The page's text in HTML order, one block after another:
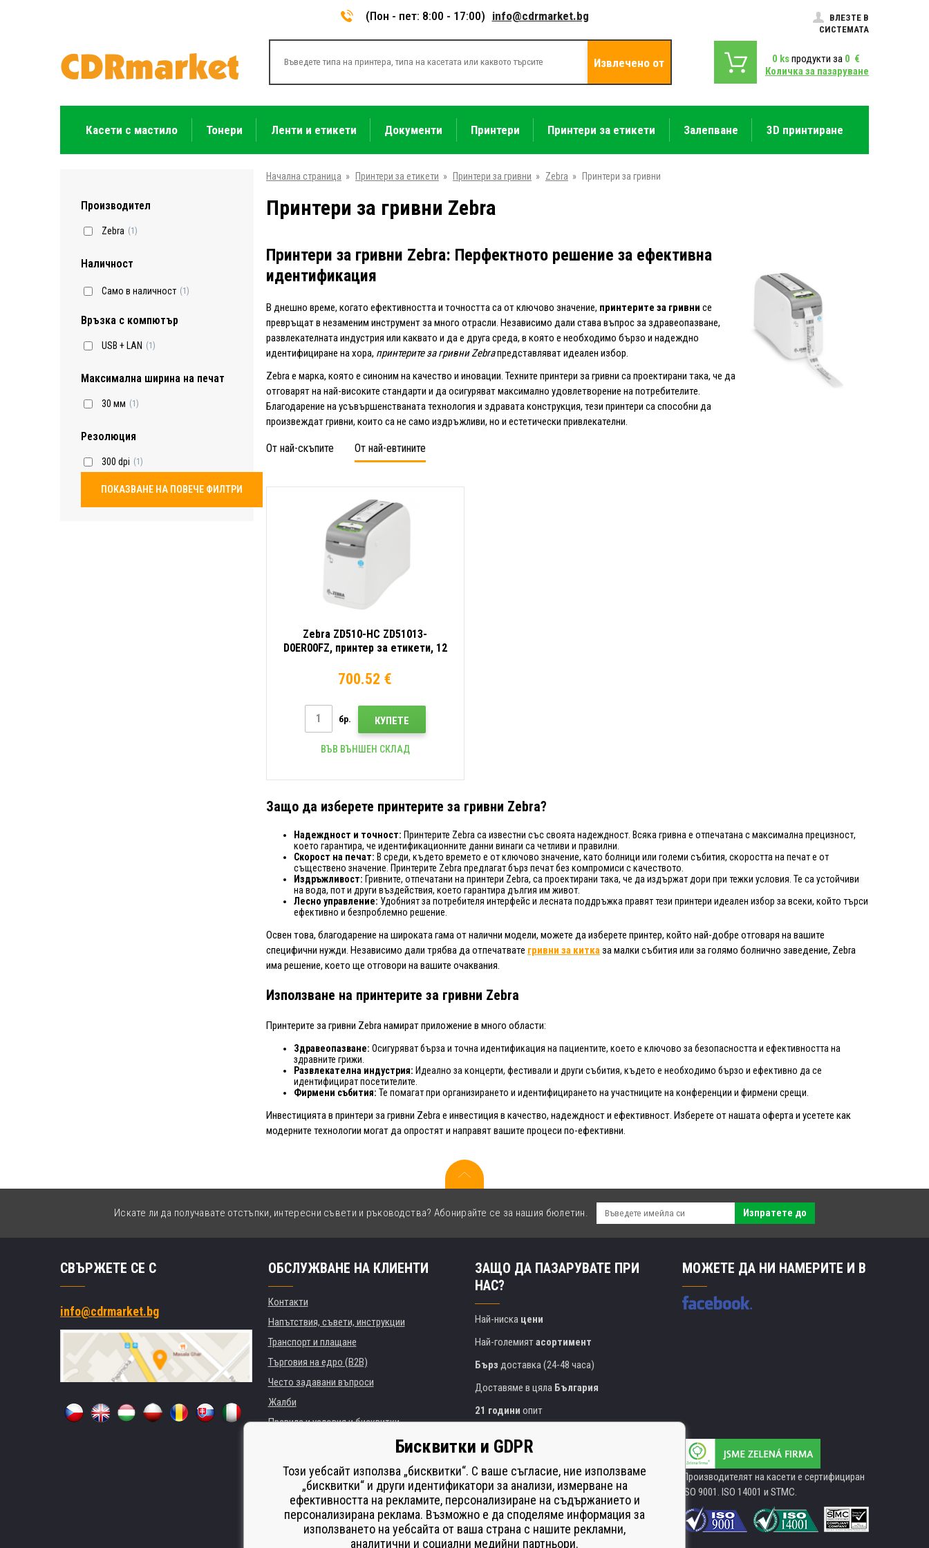
(Пон - пет: 8:00 - 17:00) info@cdrmarket.bg
ВЛЕЗТЕ В
СИСТЕМАТА
Извлечено от 0 ksпродукти за 0 €
Количка за пазаруване
Касети с мастило Тонери Ленти и етикети Документи Принтери Принтери за етикети Залепване 3D принтиране
Производител
Zebra (1)
Наличност
Само в наличност (1)
Връзка с компютър
USB + LAN (1)
Максимална ширина на печат
30 мм (1)
Резолюция
300 dpi (1)
ПОКАЗВАНЕ НА ПОВЕЧЕ ФИЛТРИ
Начална страница » Принтери за етикети » Принтери за гривни » Zebra » Принтери за гривни
Принтери за гривни Zebra
Принтери за гривни Zebra: Перфектното решение за ефективна
идентификация
В днешно време, когато ефективността и точността са от ключово значение, принтерите за гривни се
превръщат в незаменим инструмент за много отрасли. Независимо дали става въпрос за здравеопазване,
развлекателната индустрия или каквато и да е друга среда, в която е необходимо бързо и надеждно
идентифициране на хора, принтерите за гривни Zebraпредставляват идеален избор.
Zebra е марка, която е синоним на качество и иновации. Техните принтери за гривни са проектирани така, че да
отговарят на най-високите стандарти и да осигуряват максимално удовлетворение на потребителите.
Благодарение на усъвършенстваната технология и здравата конструкция, тези принтери са способни да
произвеждат гривни, които са не само издръжливи, но и естетически привлекателни.
От най-скъпите От най-евтините
Zebra ZD510-HC ZD51013-
D0ER00FZ, принтер за етикети, 12
Ethernet, ZPLII
700.52 €
бр. КУПЕТЕ
ВЪВ ВЪНШЕН СКЛАД
Защо да изберете принтерите за гривни Zebra?
Надеждност и точност: Принтерите Zebra са известни със своята надеждност. Всяка гривна е отпечатана с максимална прецизност,
което гарантира, че идентификационните данни винаги са четливи и правилни.
Скорост на печат: В среди, където времето е от ключово значение, като болници или големи събития, скоростта на печат е от
съществено значение. Принтерите Zebra предлагат бърз печат без компромиси с качеството.
Издръжливост: Гривните, отпечатани на принтери Zebra, са проектирани така, че да издържат дори при тежки условия. Те са устойчиви
на вода, пот и други въздействия, което гарантира дългия им живот.
Лесно управление: Удобният за потребителя интерфейс и лесната поддръжка правят тези принтери идеален избор за всеки, който търси
ефективно и безпроблемно решение.
Освен това, благодарение на широката гама от налични модели, можете да изберете принтер, който най-добре отговаря на вашите
специфични нужди. Независимо дали трябва да отпечатвате гривни за китка за малки събития или за голямо болнично заведение, Zebra
има решение, което ще отговори на вашите очаквания.
Използване на принтерите за гривни Zebra
Принтерите за гривни Zebra намират приложение в много области:
Здравеопазване: Осигуряват бърза и точна идентификация на пациентите, което е ключово за безопасността и ефективността на
здравните грижи.
Развлекателна индустрия: Идеално за концерти, фестивали и други събития, където е необходимо бързо и ефективно да се
идентифицират посетителите.
Фирмени събития: Те помагат при организирането и идентифицирането на участниците на конференции и фирмени срещи.
Инвестицията в принтери за гривни Zebra е инвестиция в качество, надеждност и ефективност. Изберете от нашата оферта и усетете как
модерните технологии могат да опростят и направят вашите процеси по-ефективни.
Искате ли да получавате отстъпки, интересни съвети и ръководства? Абонирайте се за нашия бюлетин. Изпратете до
СВЪРЖЕТЕ СЕ С
info@cdrmarket.bg
ОБСЛУЖВАНЕ НА КЛИЕНТИ
Контакти
Напътствия, съвети, инструкции
Транспорт и плащане
Търговия на едро (B2B)
Често задавани въпроси
Жалби
Правила и условия и бисквитки
Наемане на принтери
Заместващо изпълнение
Odstoupení od smlouvy
ЗАЩО ДА ПАЗАРУВАТЕ ПРИ
НАС?
Най-ниска цени
Най-големиятасортимент
Бърз доставка (24-48 часа)
Доставяме в цяла България
21 години опит
Полезен подход
Goldenсертификат Heureka
Сейфонлайн плащания
МОЖЕТЕ ДА НИ НАМЕРИТЕ И В
Производителят на касети е сертифициран
ISO 9001. ISO 14001 и STMC.
Бисквитки и GDPR
Този уебсайт използва „бисквитки“. С ваше съгласие, ние използваме
„бисквитки“ и други идентификатори за анализи, измерване на
ефективността на рекламите, персонализиране на съдържанието и
персонализирана реклама. Възможно е да споделяме информация за
използването на уебсайта от ваша страна с нашите рекламни,
аналитични и социални медийни партньори.